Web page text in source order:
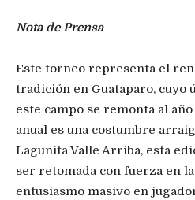
Nota de Prensa
Este torneo representa el
tradición en Guataparo, cuyo
este campo se remonta al
anual es una costumbre
Lagunita Valle Arriba, esta
ser retomada con fuerza en
entusiasmo masivo en